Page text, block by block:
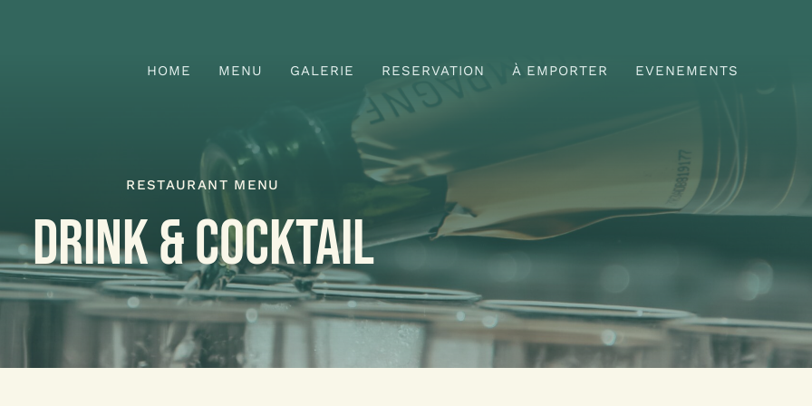
HOME MENU GALERIE RESERVATION À EMPORTER EVENEMENTS
RESTAURANT MENU
DRINK & COCKTAIL